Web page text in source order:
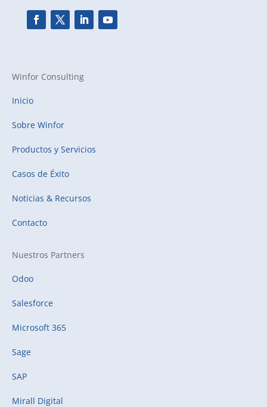
Winfor Consulting
Inicio
Sobre Winfor
Productos y Servicios
Casos de Éxito
Noticias & Recursos
Contacto
Nuestros Partners
Odoo
Salesforce
Microsoft 365
Sage
SAP
Mirall Digital